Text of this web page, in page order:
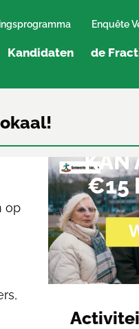
Enquête
Kandidaten de
op
KAN
€15